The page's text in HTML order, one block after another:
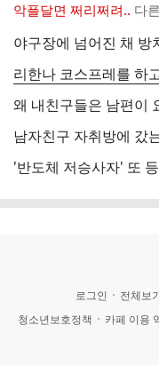
악플달면 쩌리쩌려.. 다
왜 내친구들은 남편이
로그인 전체보기
청소년보호정책
카페 이용